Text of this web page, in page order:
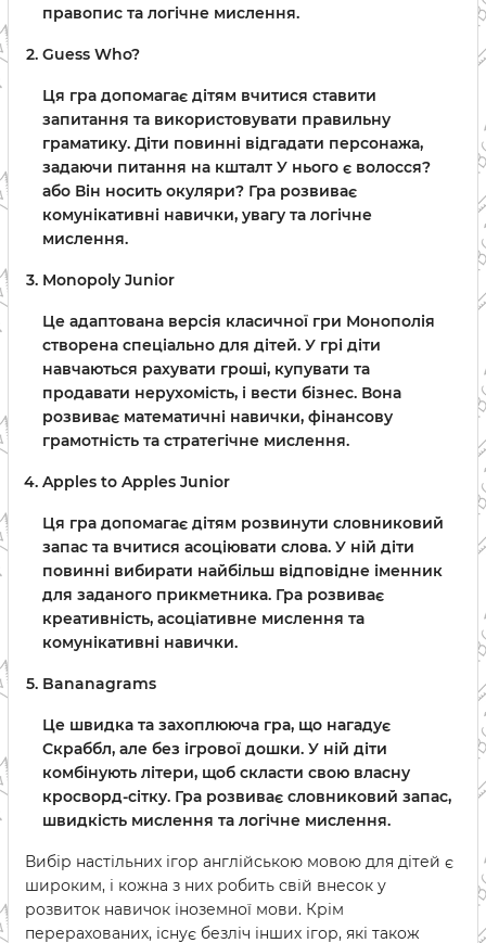
правопис та логічне мислення.
Guess Who?
Ця гра допомагає дітям вчитися ставити
запитання та використовувати правильну
граматику. Діти повинні відгадати персонажа,
задаючи питання на кшталт У нього є волосся?
або Він носить окуляри? Гра розвиває
комунікативні навички, увагу та логічне
мислення.
Monopoly Junior
Це адаптована версія класичної гри Монополія
створена спеціально для дітей. У грі діти
навчаються рахувати гроші, купувати та
продавати нерухомість, і вести бізнес. Вона
розвиває математичні навички, фінансову
грамотність та стратегічне мислення.
Apples to Apples Junior
Ця гра допомагає дітям розвинути словниковий
запас та вчитися асоціювати слова. У ній діти
повинні вибирати найбільш відповідне іменник
для заданого прикметника. Гра розвиває
креативність, асоціативне мислення та
комунікативні навички.
Bananagrams
Це швидка та захоплююча гра, що нагадує
Скраббл, але без ігрової дошки. У ній діти
комбінують літери, щоб скласти свою власну
кросворд-сітку. Гра розвиває словниковий запас,
швидкість мислення та логічне мислення.
Вибір настільних ігор англійською мовою для дітей є
широким, і кожна з них робить свій внесок у
розвиток навичок іноземної мови. Крім
перерахованих, існує безліч інших ігор, які також